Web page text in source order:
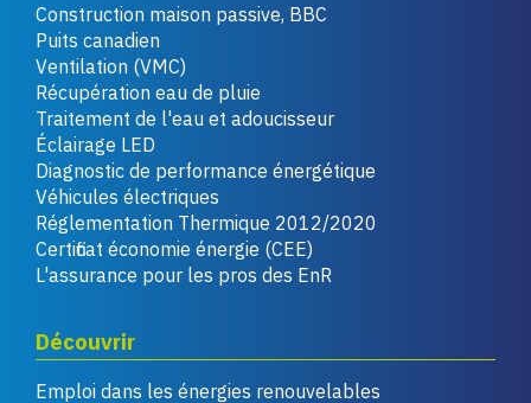
Construction maison passive, BBC
Puits canadien
Ventilation (VMC)
Récupération eau de pluie
Traitement de l'eau et adoucisseur
Éclairage LED
Diagnostic de performance énergétique
Véhicules électriques
Réglementation Thermique 2012/2020
Certificat économie énergie (CEE)
L'assurance pour les pros des EnR
Découvrir
Emploi dans les énergies renouvelables